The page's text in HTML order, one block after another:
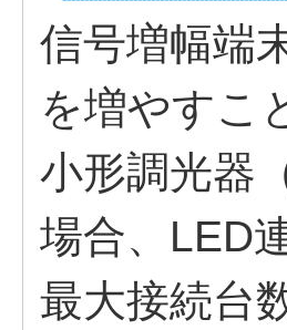
信号増幅端
を増やすこ
小形調光器
場合、LED
最大接続台